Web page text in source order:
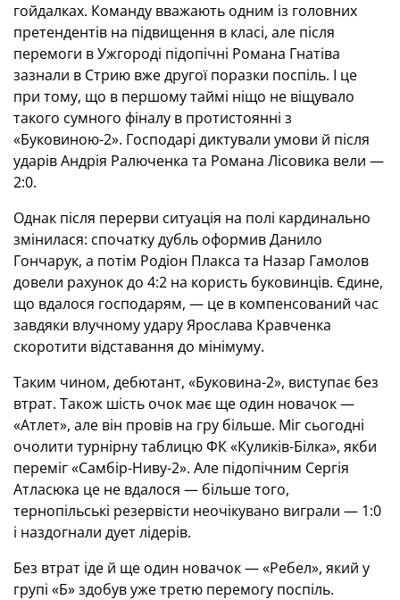
гойдалках. Команду вважають одним із головних
претендентів на підвищення в класі, але після
перемоги в Ужгороді підопічні Романа Гнатіва
зазнали в Стрию вже другої поразки поспіль. І це
при тому, що в першому таймі ніщо не віщувало
такого сумного фіналу в протистоянні з
«Буковиною-2». Господарі диктували умови й після
ударів Андрія Ралюченка та Романа Лісовика вели —
2:0.
Однак після перерви ситуація на полі кардинально
змінилася: спочатку дубль оформив Данило
Гончарук, а потім Родіон Плакса та Назар Гамолов
довели рахунок до 4:2 на користь буковинців. Єдине,
що вдалося господарям, — це в компенсований час
завдяки влучному удару Ярослава Кравченка
скоротити відставання до мінімуму.
Таким чином, дебютант, «Буковина-2», виступає без
втрат. Також шість очок має ще один новачок —
«Атлет», але він провів на гру більше. Міг сьогодні
очолити турнірну таблицю ФК «Куликів-Білка», якби
переміг «Самбір-Ниву-2». Але підопічним Сергія
Атласюка це не вдалося — більше того,
тернопільські резервісти неочікувано виграли — 1:0
і наздогнали дует лідерів.
Без втрат іде й ще один новачок — «Ребел», який у
групі «Б» здобув уже третю перемогу поспіль.